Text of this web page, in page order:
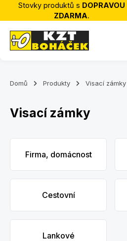
Přejít na hlavní obsah
Stovky produktů s DOPRAVOU
ZDARMA.
Domů Produkty Visací zámky
Visací zámky
Firma, domácnost
Cestovní
Lankové